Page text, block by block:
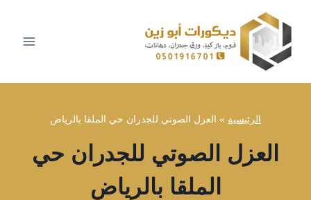
المحتوى
الرئيسية » العزل الصوتي للجدران حي الملقا بالرياض
العزل الصوتي للجدران حي
الملقا بالرياض